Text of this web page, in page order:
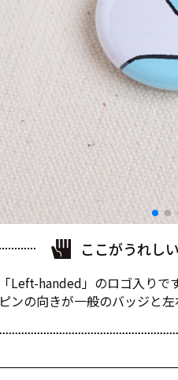
ここがうれし
「Left-handed」のロゴ入りです
ピンの向きが一般のバッジと左